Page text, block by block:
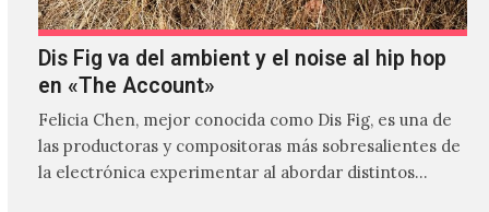
Dis Fig va del ambient y el noise al hip hop
en «The Account»
Felicia Chen, mejor conocida como Dis Fig, es una de
las productoras y compositoras más sobresalientes de
la electrónica experimentar al abordar distintos